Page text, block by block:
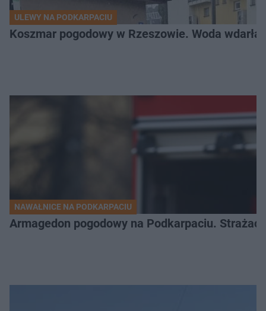
ULEWY NA PODKARPACIU
Koszmar pogodowy w Rzeszowie. Woda
NAWAŁNICE NA PODKARPACIU
Armagedon pogodowy na Podkarpaciu.